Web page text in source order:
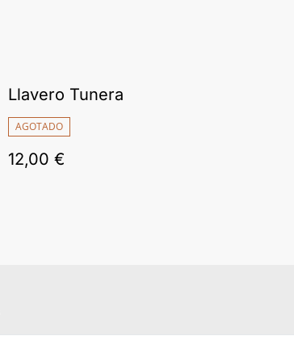
Llavero Tunera
AGOTADO
12,00 €